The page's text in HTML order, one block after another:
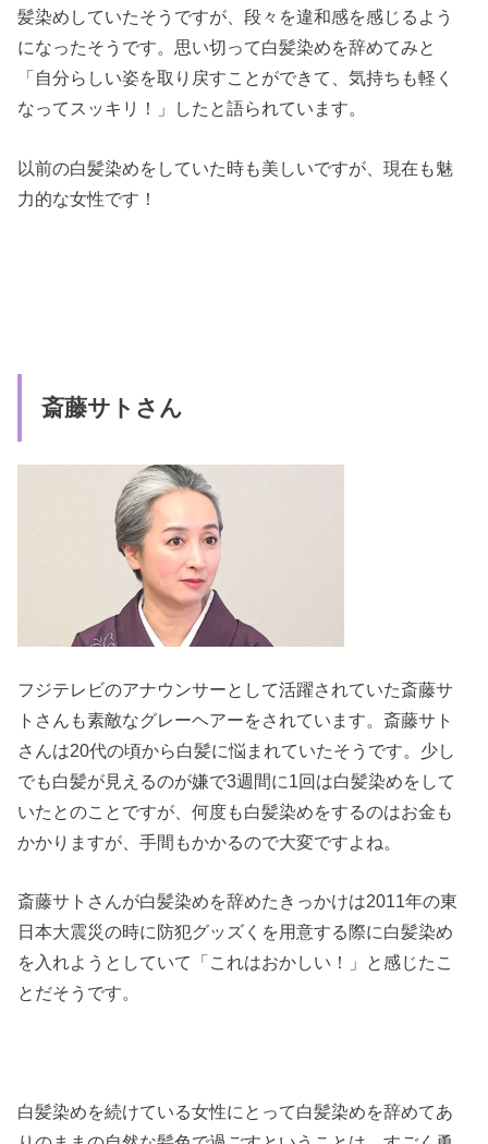
髪染めしていたそうですが、段々を違和感を感じるよう
になったそうです。思い切って白髪染めを辞めてみと
「自分らしい姿を取り戻すことができて、気持ちも軽く
なってスッキリ！」したと語られています。
以前の白髪染めをしていた時も美しいですが、現在も魅
力的な女性です！
斎藤サトさん
フジテレビのアナウンサーとして活躍されていた斎藤サ
トさんも素敵なグレーヘアーをされています。斎藤サト
さんは20代の頃から白髪に悩まれていたそうです。少し
でも白髪が見えるのが嫌で3週間に1回は白髪染めをして
いたとのことですが、何度も白髪染めをするのはお金も
かかりますが、手間もかかるので大変ですよね。
斎藤サトさんが白髪染めを辞めたきっかけは2011年の東
日本大震災の時に防犯グッズくを用意する際に白髪染め
を入れようとしていて「これはおかしい！」と感じたこ
とだそうです。
白髪染めを続けている女性にとって白髪染めを辞めてあ